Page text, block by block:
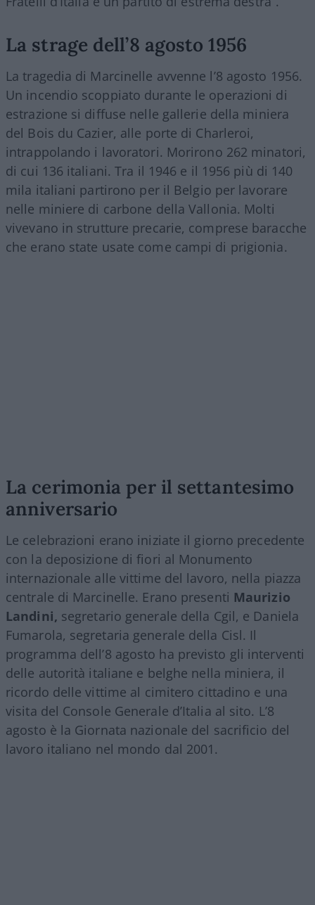
La strage dell’8 agosto 1956
La tragedia di Marcinelle avvenne l’8 agosto 1956.
Un incendio scoppiato durante le operazioni di
estrazione si diffuse nelle gallerie della miniera
del Bois du Cazier, alle porte di Charleroi,
intrappolando i lavoratori. Morirono 262 minatori,
di cui 136 italiani. Tra il 1946 e il 1956 più di 140
mila italiani partirono per il Belgio per lavorare
nelle miniere di carbone della Vallonia. Molti
vivevano in strutture precarie, comprese baracche
che erano state usate come campi di prigionia.
La cerimonia per il settantesimo
anniversario
Le celebrazioni erano iniziate il giorno precedente
con la deposizione di fiori al Monumento
internazionale alle vittime del lavoro, nella piazza
centrale di Marcinelle. Erano presenti Maurizio
Landini, segretario generale della Cgil, e Daniela
Fumarola, segretaria generale della Cisl. Il
programma dell’8 agosto ha previsto gli interventi
delle autorità italiane e belghe nella miniera, il
ricordo delle vittime al cimitero cittadino e una
visita del Console Generale d’Italia al sito. L’8
agosto è la Giornata nazionale del sacrificio del
lavoro italiano nel mondo dal 2001.